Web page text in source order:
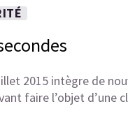
2015 intègre de
faire l’objet d’une